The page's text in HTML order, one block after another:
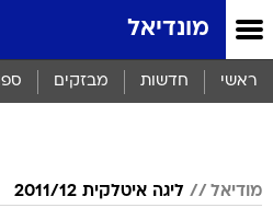
מונדיאל
ראשי חדשות מבזקים
מודיאל ליגה איטלקית 2011/12